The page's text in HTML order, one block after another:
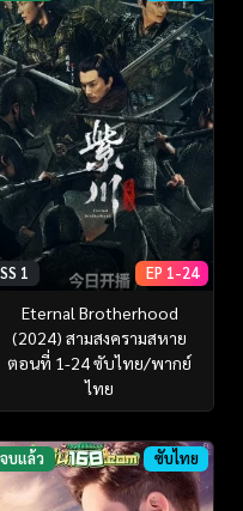
SS 1 EP 1-24
Eternal Brotherhood
(2024) สามสงครามสหาย
ตอนที่ 1-24 ซับไทย/พากย์
ไทย
จบแล้ว ซับไทย